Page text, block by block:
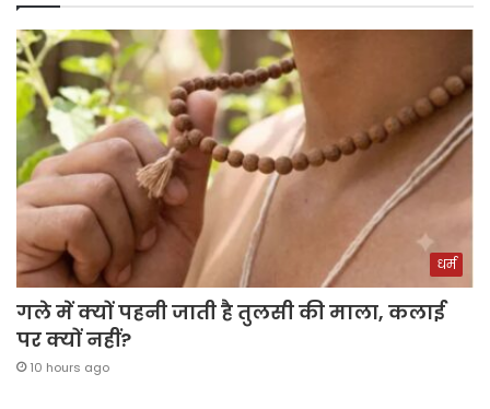
धर्म
गले में क्यों पहनी जाती है तुलसी की माला, कलाई
पर क्यों नहीं?
10 hours ago